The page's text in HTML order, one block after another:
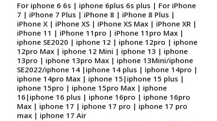
For iphone 6 6s | iphone 6plus 6s plus | For iPhone
7 | iPhone 7 Plus | iPhone 8 | iPhone 8 Plus |
iPhone X | iPhone XS | iPhone XS Max | iPhone XR |
iPhone 11 | iPhone 11pro | iPhone 11pro Max |
iphone SE2020 | iphone 12 | iphone 12pro | iphone
12pro Max | iphone 12 Mini | iphone 13 | iphone
13pro | iphone 13pro Max | iphone 13Mini/iphone
SE2022/iphone 14 |iphone 14 plus | iphone 14pro |
iphone 14pro Max | iphone 15|iphone 15 plus |
iphone 15pro | iphone 15pro Max | iphone
16|iphone 16 plus | iphone 16pro | iphone 16pro
Max | iphone 17 | iphone 17 pro | iphone 17 pro
max | iphone 17 Air